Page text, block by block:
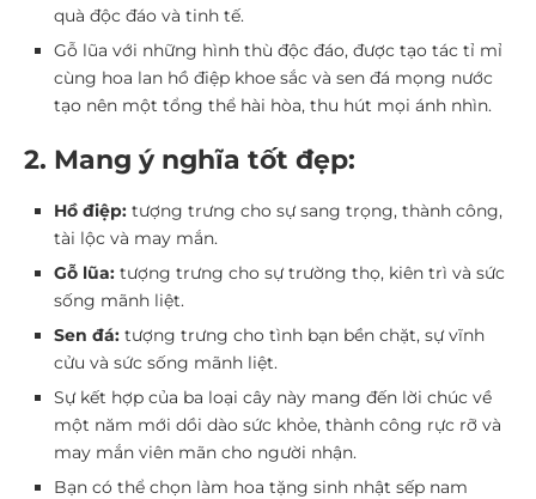
quà độc đáo và tinh tế.
Gỗ lũa với những hình thù độc đáo, được tạo tác tỉ mỉ
cùng hoa lan hồ điệp khoe sắc và sen đá mọng nước
tạo nên một tổng thể hài hòa, thu hút mọi ánh nhìn.
2. Mang ý nghĩa tốt đẹp:
Hồ điệp: tượng trưng cho sự sang trọng, thành công,
tài lộc và may mắn.
Gỗ lũa: tượng trưng cho sự trường thọ, kiên trì và sức
sống mãnh liệt.
Sen đá: tượng trưng cho tình bạn bền chặt, sự vĩnh
cửu và sức sống mãnh liệt.
Sự kết hợp của ba loại cây này mang đến lời chúc về
một năm mới dồi dào sức khỏe, thành công rực rỡ và
may mắn viên mãn cho người nhận.
Bạn có thể chọn làm hoa tặng sinh nhật sếp nam